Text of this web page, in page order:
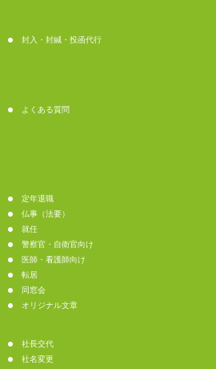
封入・封緘・投函代行
よくある質問
定年退職
仏事（法要）
就任
警察官・自衛官向け
医師・看護師向け
転居
同窓会
オリジナル文章
社長交代
社名変更